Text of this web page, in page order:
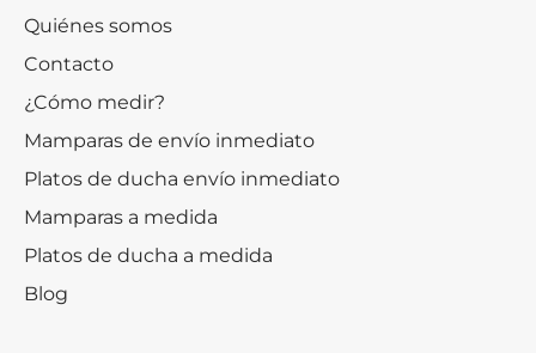
Quiénes somos
Contacto
¿Cómo medir?
Mamparas de envío inmediato
Platos de ducha envío inmediato
Mamparas a medida
Platos de ducha a medida
Blog